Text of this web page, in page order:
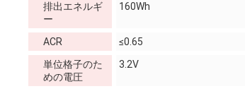
排出エネルギ
ー
160Wh
ACR
≤0.65
単位格子のた
めの電圧
3.2V